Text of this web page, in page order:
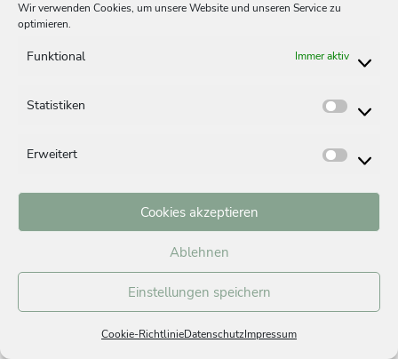
Wir verwenden Cookies, um unsere Website und unseren Service zu
optimieren.
Funktional Immer aktiv
Statistiken
Erweitert
Cookies akzeptieren
Ablehnen
Einstellungen speichern
Cookie-RichtlinieDatenschutzImpressum
Dreifamilien­haus am Perlacher Forst